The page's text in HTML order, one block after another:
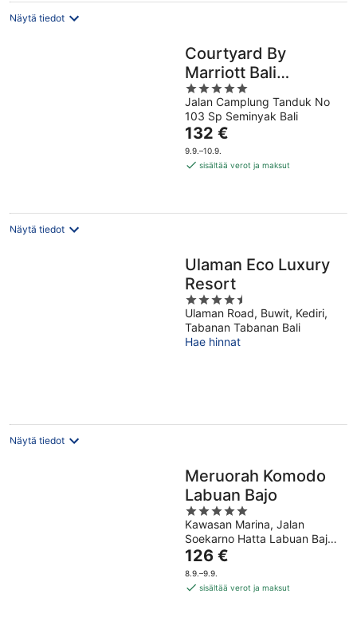
Näytä tiedot
Courtyard By
Marriott Bali
Seminyak Resort
5
out
of
5
Jalan Camplung Tanduk No
103 Sp Seminyak Bali
Hinta
on
132 €
132 €
9.9.–10.9.
sisältää verot ja maksut
Näytä tiedot
Ulaman Eco Luxury
Resort
4.5
out
of
5
Ulaman Road, Buwit, Kediri,
Tabanan Tabanan Bali
Hae hinnat
Näytä tiedot
Meruorah Komodo
Labuan Bajo
5
out
of
5
Kawasan Marina, Jalan
Soekarno Hatta Labuan Bajo
East Nusa Tenggara
Hinta
on
126 €
126 €
8.9.–9.9.
sisältää verot ja maksut